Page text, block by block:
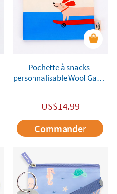
Pochette à snacks
personnalisable Woof Gang
US$14.99
Commander